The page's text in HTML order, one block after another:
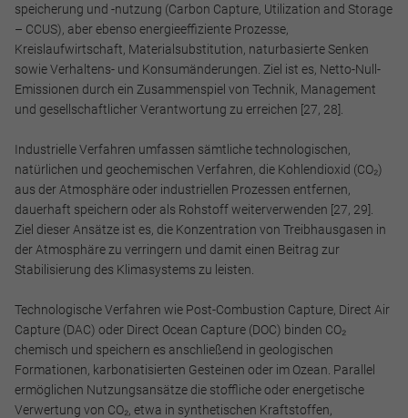
speicherung und -nutzung (Carbon Capture, Utilization and Storage
– CCUS), aber ebenso energieeffiziente Prozesse,
Kreislaufwirtschaft, Materialsubstitution, naturbasierte Senken
sowie Verhaltens- und Konsumänderungen. Ziel ist es, Netto-Null-
Emissionen durch ein Zusammenspiel von Technik, Management
und gesellschaftlicher Verantwortung zu erreichen [27, 28].
Industrielle Verfahren umfassen sämtliche technologischen,
natürlichen und geochemischen Verfahren, die Kohlendioxid (CO₂)
aus der Atmosphäre oder industriellen Prozessen entfernen,
dauerhaft speichern oder als Rohstoff weiterverwenden [27, 29].
Ziel dieser Ansätze ist es, die Konzentration von Treibhausgasen in
der Atmosphäre zu verringern und damit einen Beitrag zur
Stabilisierung des Klimasystems zu leisten.
Technologische Verfahren wie Post-Combustion Capture, Direct Air
Capture (DAC) oder Direct Ocean Capture (DOC) binden CO₂
chemisch und speichern es anschließend in geologischen
Formationen, karbonatisierten Gesteinen oder im Ozean. Parallel
ermöglichen Nutzungsansätze die stoffliche oder energetische
Verwertung von CO₂, etwa in synthetischen Kraftstoffen,